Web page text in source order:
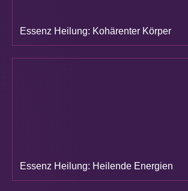
Essenz Heilung: Kohärenter Körper
Essenz Heilung: Heilende Energien